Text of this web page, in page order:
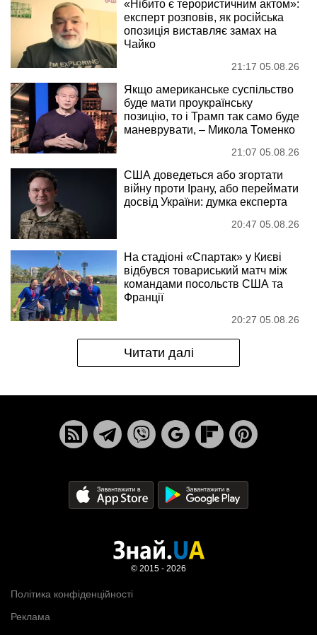
«Нібито є терористичним актом»:
експерт розповів, як російська
опозиція виставляє замах на
Чайко
21:17 05.08.26
Якщо американське суспільство
буде мати проукраїнську
позицію, то і Трамп так само буде
маневрувати, – Микола Томенко
21:07 05.08.26
США доведеться або згортати
війну проти Ірану, або переймати
досвід України: думка експерта
20:47 05.08.26
На стадіоні «Спартак» у Києві
відбувся товариський матч між
командами посольств США та
Франції
20:27 05.08.26
Читати далі
Політика конфіденційності
Реклама
© 2015 - 2026